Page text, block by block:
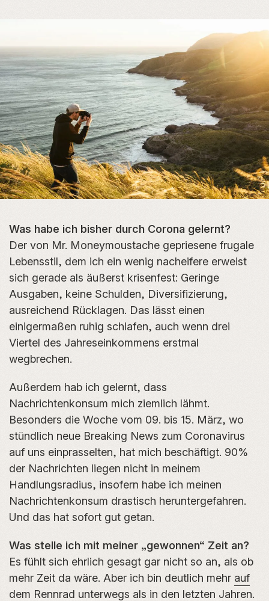
Was habe ich bisher durch Corona gelernt?
Der von Mr. Moneymoustache gepriesene frugale
Lebensstil, dem ich ein wenig nacheifere erweist
sich gerade als äußerst krisenfest: Geringe
Ausgaben, keine Schulden, Diversifizierung,
ausreichend Rücklagen. Das lässt einen
einigermaßen ruhig schlafen, auch wenn drei
Viertel des Jahreseinkommens erstmal
wegbrechen.
Außerdem hab ich gelernt, dass
Nachrichtenkonsum mich ziemlich lähmt.
Besonders die Woche vom 09. bis 15. März, wo
stündlich neue Breaking News zum Coronavirus
auf uns einprasselten, hat mich beschäftigt. 90%
der Nachrichten liegen nicht in meinem
Handlungsradius, insofern habe ich meinen
Nachrichtenkonsum drastisch heruntergefahren.
Und das hat sofort gut getan.
Was stelle ich mit meiner „gewonnen“ Zeit an?
Es fühlt sich ehrlich gesagt gar nicht so an, als ob
mehr Zeit da wäre. Aber ich bin deutlich mehr auf
dem Rennrad unterwegs als in den letzten Jahren.